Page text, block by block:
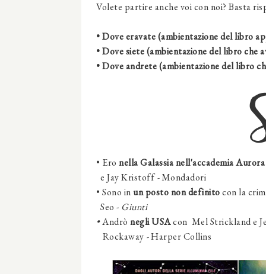
Volete partire anche voi con noi? Basta
• Dove eravate (ambientazione del libro
• Dove siete (ambientazione del libro che
• Dove andrete (ambientazione del libro
• Ero nella Galassia nell'accademia Aurora
e Jay Kristoff-Mondadori
• Sono in un posto non definitocon la
Seo - Giunti
•Andrò negli USAcon Mel Strickland e
Rockaway -Harper Collins